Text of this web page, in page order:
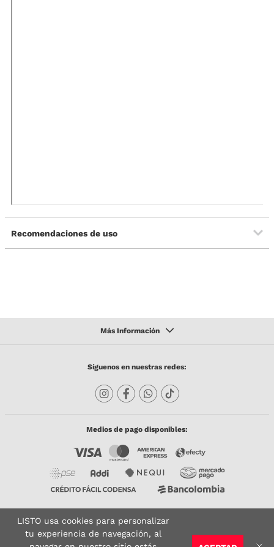
Recomendaciones de uso
Síguenos en nuestras redes:
Medios de pago disponibles:
Copyright © 2023 TODACO S.A.S. Listo Mundo Cerámico. All Rights Reserved. Powered
by
LISTO usa cookies para personalizar
tu experiencia de navegación, al